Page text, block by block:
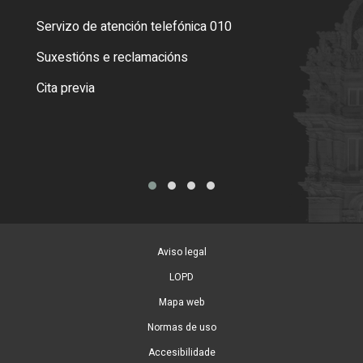
Servizo de atención telefónica 010
Suxestións e reclamacións
Cita previa
Aviso legal
LOPD
Mapa web
Normas de uso
Accesibilidade